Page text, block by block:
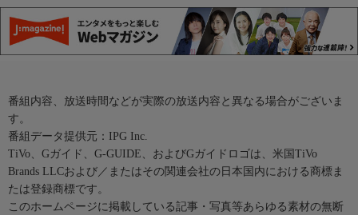
番組内容、放送時間などが実際の放送内容と異なる場合がございま
す。
番組データ提供元：IPG Inc.
TiVo、Gガイド、G-GUIDE、およびGガイドロゴは、米国TiVo
Brands LLCおよび／またはその関連会社の日本国内における商標ま
たは登録商標です。
このホームページに掲載している記事・写真等あらゆる素材の無断